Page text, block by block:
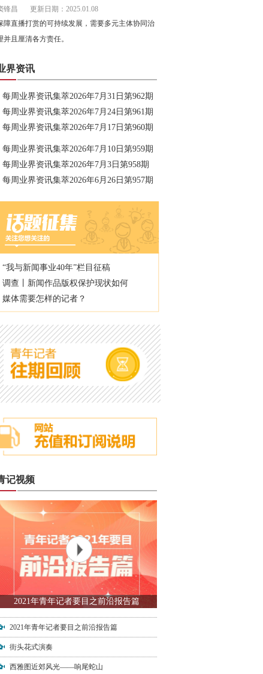
锋昌
更新日期：2025.01.08
障直播打赏的可持续发展，需要多元主体协同治
并且厘清各方责任。
界资讯
每周业界资讯集萃2026年7月31日第962期
每周业界资讯集萃2026年7月24日第961期
每周业界资讯集萃2026年7月17日第960期
每周业界资讯集萃2026年7月10日第959期
每周业界资讯集萃2026年7月3日第958期
每周业界资讯集萃2026年6月26日第957期
“我与新闻事业40年”栏目征稿
调查丨新闻作品版权保护现状如何
媒体需要怎样的记者？
记视频
2021年青年记者要目之前沿报告篇
2021年青年记者要目之前沿报告篇
街头花式演奏
西雅图近郊风光——响尾蛇山